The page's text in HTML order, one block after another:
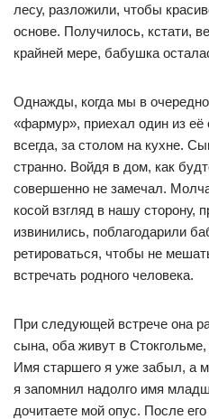
лесу, разложили, чтобы
основе. Получилось, кстати,
крайней мере, бабушка
Однажды, когда мы в
«фармур», приехал один из
всегда, за столом на кухне.
странно. Войдя в дом, как
совершенно не замечал.
косой взгляд в нашу сторону,
извинились, поблагодарили
ретироваться, чтобы не
встречать родного человека.
При следующей встрече она
сына, оба живут в
Имя старшего я уже забыл, а
я запомнил надолго имя
дочитаете мой опус. После